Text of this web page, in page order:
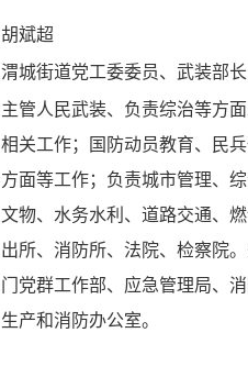
胡斌超
渭城街道党工委委员、武装部长
主管人民武装、负责综治等方
相关工作；国防动员教育、民
方面等工作；负责城市管理、
文物、水务水利、道路交通、
出所、消防所、法院、检察院
门党群工作部、应急管理局、
生产和消防办公室。